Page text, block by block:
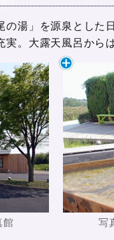
湯」を源泉とした
。大露天風呂から
館 写